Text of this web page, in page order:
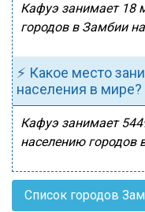
Кафуэ занимает 18
городов в Замбии
⚡ Какое место
населения в мире?
Кафуэ занимает
населению городов
Список городов